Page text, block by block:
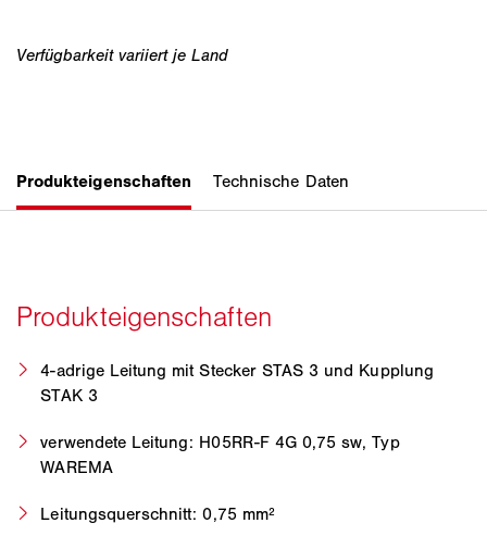
4-adrige Leitung mit Stecker STAS 3 und Kupplung
STAK 3
verwendete Leitung: H05RR-F 4G 0,75 sw, Typ
WAREMA
Leitungsquerschnitt: 0,75 mm²